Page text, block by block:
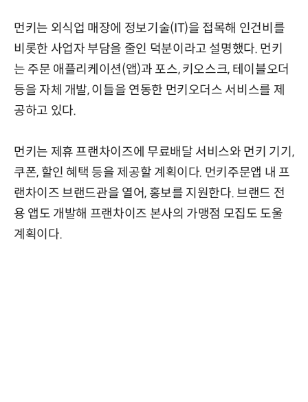
먼키는 외식업 매장에 정보기술(IT)을 접목해 인건비를
비롯한 사업자 부담을 줄인 덕분이라고 설명했다. 먼키
는 주문 애플리케이션(앱)과 포스, 키오스크, 테이블오더
등을 자체 개발, 이들을 연동한 먼키오더스 서비스를 제
공하고 있다.
먼키는 제휴 프랜차이즈에 무료배달 서비스와 먼키 기기,
쿠폰, 할인 혜택 등을 제공할 계획이다. 먼키주문앱 내 프
랜차이즈 브랜드관을 열어, 홍보를 지원한다. 브랜드 전
용 앱도 개발해 프랜차이즈 본사의 가맹점 모집도 도울
계획이다.